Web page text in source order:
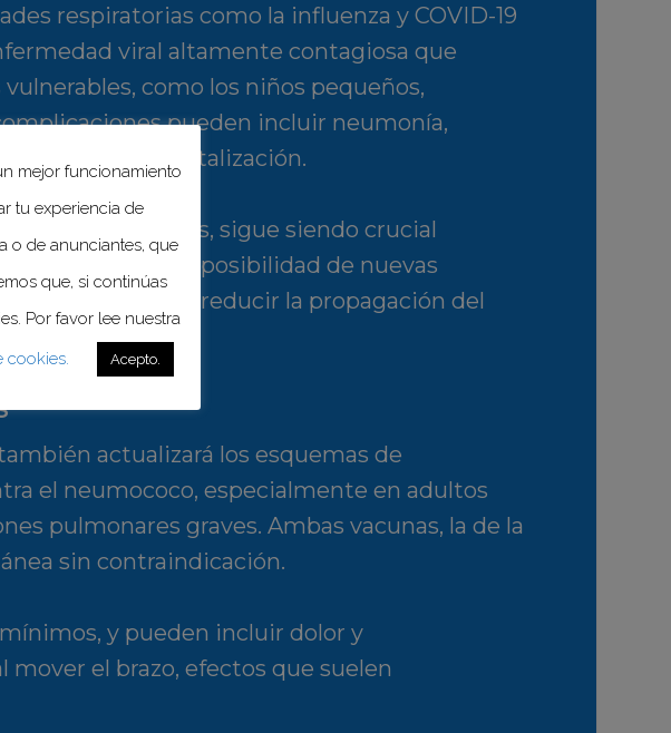
respiratorias como la influenza y COVID-19
viral altamente contagiosa que
como los niños pequeños,
pueden incluir neumonía,
llevar a la hospitalización.
algunos lugares, sigue siendo crucial
ante la posibilidad de nuevas
también ayuda a reducir la propagación del
actualizará los esquemas de
el neumococo, especialmente en adultos
pulmonares graves. Ambas vacunas, la de la
sin contraindicación.
y pueden incluir dolor y
el brazo, efectos que suelen
mejor funcionamiento
tu experiencia de
o de anunciantes, que
que, si continúas
Por favor lee nuestra
cookies. Acepto.